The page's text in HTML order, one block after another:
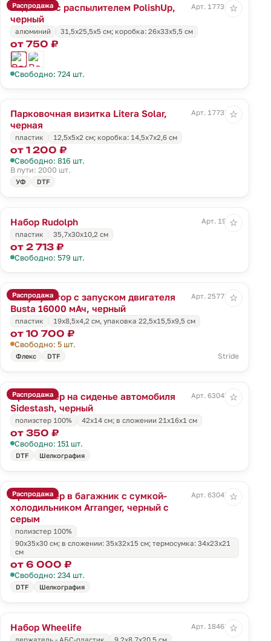
Распродажа
Водосгон с распылителем PolishUp,
черный
Арт. 17736.30
алюминий 31,5х25,5х5 см; коробка: 26х33х5,5 см
от 750 ₽
Свободно: 724 шт.
☆
Парковочная визитка Litera Solar,
черная
Арт. 17737.30
пластик 12,5х5х2 см; коробка: 14,5х7х2,6 см
от 1 200 ₽
Свободно: 816 шт.
В пути: 2000 шт.
УФ DTF
☆
Набор Rudolph
Арт. 19316
пластик
35,7х30х10,2 см
от 2 713 ₽
Свободно: 579 шт.
☆
Распродажа
Аккумулятор с запуском двигателя
Busta 16000 мАч, черный
Арт. 25777.30
пластик 19х8,5х4,2 см, упаковка 22,5х15,5х9,5 см
от 10 700 ₽
Свободно: 5 шт.
Флекс DTF Stride
☆
Распродажа
Органайзер на сиденье автомобиля
Sidestash, черный
Арт. 63045.30
полиэстер 100% 42х14 см; в сложении 21x16x1 см
от 350 ₽
Свободно: 151 шт.
DTF Шелкография
☆
Распродажа
Органайзер в багажник с сумкой-
холодильником Arranger, черный с
серым
Арт. 63047.31
полиэстер 100%
90х35х30 см; в сложении: 35х32х15 см; термосумка: 34х23х21
см
от 6 000 ₽
Свободно: 234 шт.
DTF Шелкография
☆
Набор Wheelife
Арт. 18463.30
☆